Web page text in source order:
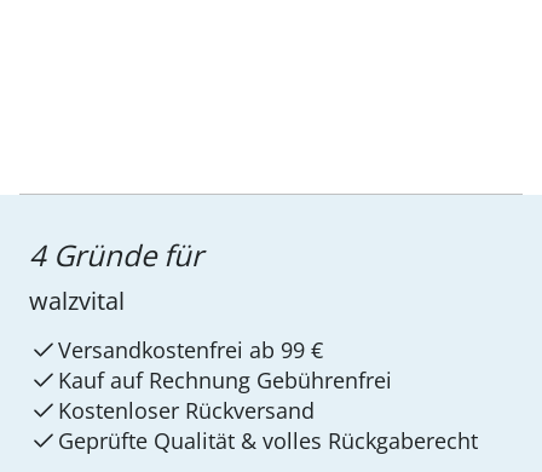
4 Gründe für
walzvital
Versandkostenfrei ab 99 €
Kauf auf Rechnung Gebührenfrei
Kostenloser Rückversand
Geprüfte Qualität & volles Rückgaberecht